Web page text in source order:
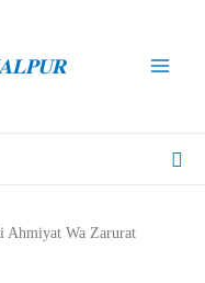
Ahmiyat Wa Zarurat